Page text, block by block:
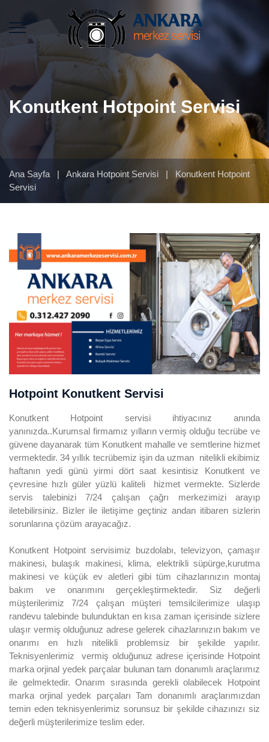
Konutkent Hotpoint Servisi
Ana Sayfa | Ankara Hotpoint Servisi |
Konutkent Hotpoint
Servisi
Hotpoint Konutkent Servisi
Konutkent Hotpoint servisi ihtiyacınız anında
yanınızda..Kurumsal firmamız yılların vermiş olduğu tecrübe ve
güvene dayanarak tüm Konutkent mahalle ve semtlerine hizmet
vermektedir. 34 yıllık tecrübemiz işin da uzman nitelikli ekibimiz
haftanın yedi günü yirmi dört saat kesintisiz Konutkent ve
çevresine hızlı güler yüzlü kaliteli hizmet vermekte. Sizlerde
servis talebinizi 7/24 çalışan çağrı merkezimizi arayıp
iletebilirsiniz. Bizler ile iletişime geçtiniz andan itibaren sizlerin
sorunlarına çözüm arayacağız.
Konutkent Hotpoint servisimiz buzdolabı, televizyon, çamaşır
makinesi, bulaşık makinesi, klima, elektrikli süpürge,kurutma
makinesi ve küçük ev aletleri gibi tüm cihazlarınızın montaj
bakım ve onarımını gerçekleştirmektedir. Siz değerli
müşterilerimiz 7/24 çalışan müşteri temsilcilerimize ulaşıp
randevu talebinde bulunduktan en kısa zaman içerisinde sizlere
ulaşır vermiş olduğunuz adrese gelerek cihazlarınızın bakım ve
onarımı en hızlı nitelikli problemsiz bir şekilde yapılır.
Teknisyenlerimiz vermiş olduğunuz adrese içerisinde Hotpoint
marka orjinal yedek parçalar bulunan tam donanımlı araçlarımız
ile gelmektedir. Onarım sırasında gerekli olabilecek Hotpoint
marka orjinal yedek parçaları Tam donanımlı araçlarımızdan
temin eden teknisyenlerimiz sorunsuz bir şekilde cihazınızı siz
değerli müşterilerimize teslim eder.